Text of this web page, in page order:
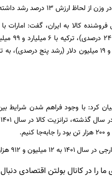
کرد: با وجود فراهم شدن شرایط
۹۱۲ هزار تن رسیده است.
را در کانال بولتن اقتصادی